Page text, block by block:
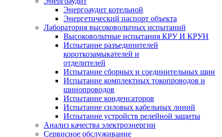
Энергоаудит котельной
Энергетический паспорт объекта
Лаборатория высоковольтных испытаний
Высоковольтные испытания КРУ И КРУН
Испытание разъединителей
короткозамыкателей и
отделителей
Испытание сборных и соединительных шин
Испытание комплектных токопроводов и
шинопроводов
Испытание конденсаторов
Испытание силовых кабельных линий
Испытание устройств релейной защиты
Анализ качества электроэнергии
Сервисное обслуживание